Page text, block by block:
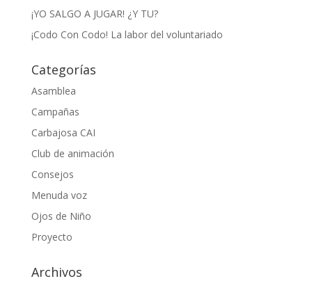
¡YO SALGO A JUGAR! ¿Y TU?
¡Codo Con Codo! La labor del voluntariado
Categorías
Asamblea
Campañas
Carbajosa CAI
Club de animación
Consejos
Menuda voz
Ojos de Niño
Proyecto
Archivos